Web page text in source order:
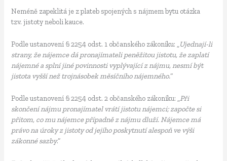
Neméně zapeklitá je z plateb spojených s nájmem bytu otázka
tzv. jistoty neboli kauce.
Podle ustanovení § 2254 odst. 1 občanského zákoníku: „Ujednají-li
strany, že nájemce dá pronajímateli peněžitou jistotu, že zaplatí
nájemné a splní jiné povinnosti vyplývající z nájmu, nesmí být
jistota vyšší než trojnásobek měsíčního nájemného.“
Podle ustanovení § 2254 odst. 2 občanského zákoníku: „Při
skončení nájmu pronajímatel vrátí jistotu nájemci; započte si
přitom, co mu nájemce případně z nájmu dluží. Nájemce má
právo na úroky z jistoty od jejího poskytnutí alespoň ve výši
zákonné sazby.“